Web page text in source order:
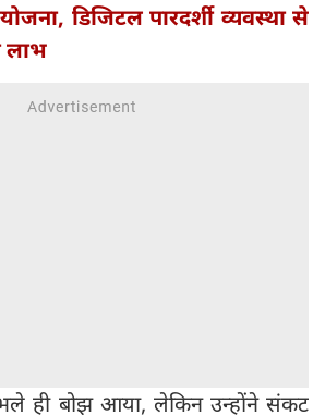
डिजिटल पारदर्शी व्यवस्था से
लाभ
ही बोझ आया, लेकिन उन्होंने संकट